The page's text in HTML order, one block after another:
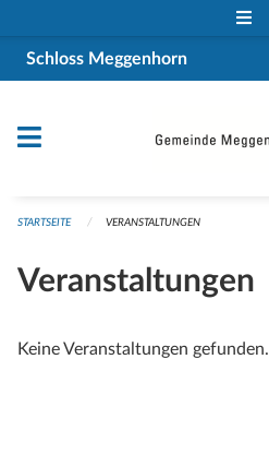
Schloss Meggenhorn
STARTSEITE VERANSTALTUNGEN
Veranstaltungen
Keine Veranstaltungen gefunden.